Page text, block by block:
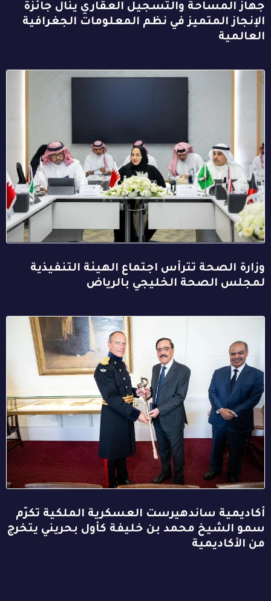
جهاز المساحة والتسجيل العقاري ينال جائزة
الإنجاز المتميز في نظم المعلومات الجغرافية
العالمية
وزارة الصحة تترأس اجتماع الهيئة التنفيذية
لمجلس الصحة الخليجي بالرياض
أكاديمية ساندهيرست العسكرية الملكية تكرّم
سمو الشيخ محمد بن خليفة كأول بحريني يتخرج
من الأكاديمية